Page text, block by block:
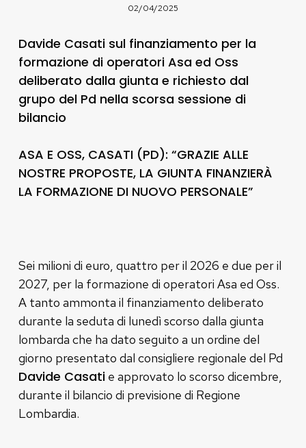
02/04/2025
Davide Casati sul finanziamento per la
formazione di operatori Asa ed Oss
deliberato dalla giunta e richiesto dal
grupo del Pd nella scorsa sessione di
bilancio
ASA E OSS, CASATI (PD): “GRAZIE ALLE
NOSTRE PROPOSTE, LA GIUNTA FINANZIERÀ
LA FORMAZIONE DI NUOVO PERSONALE”
Sei milioni di euro, quattro per il 2026 e due per il
2027, per la formazione di operatori Asa ed Oss.
A tanto ammonta il finanziamento deliberato
durante la seduta di lunedì scorso dalla giunta
lombarda che ha dato seguito a un ordine del
giorno presentato dal consigliere regionale del Pd
Davide Casatie approvato lo scorso dicembre,
durante il bilancio di previsione di Regione
Lombardia.